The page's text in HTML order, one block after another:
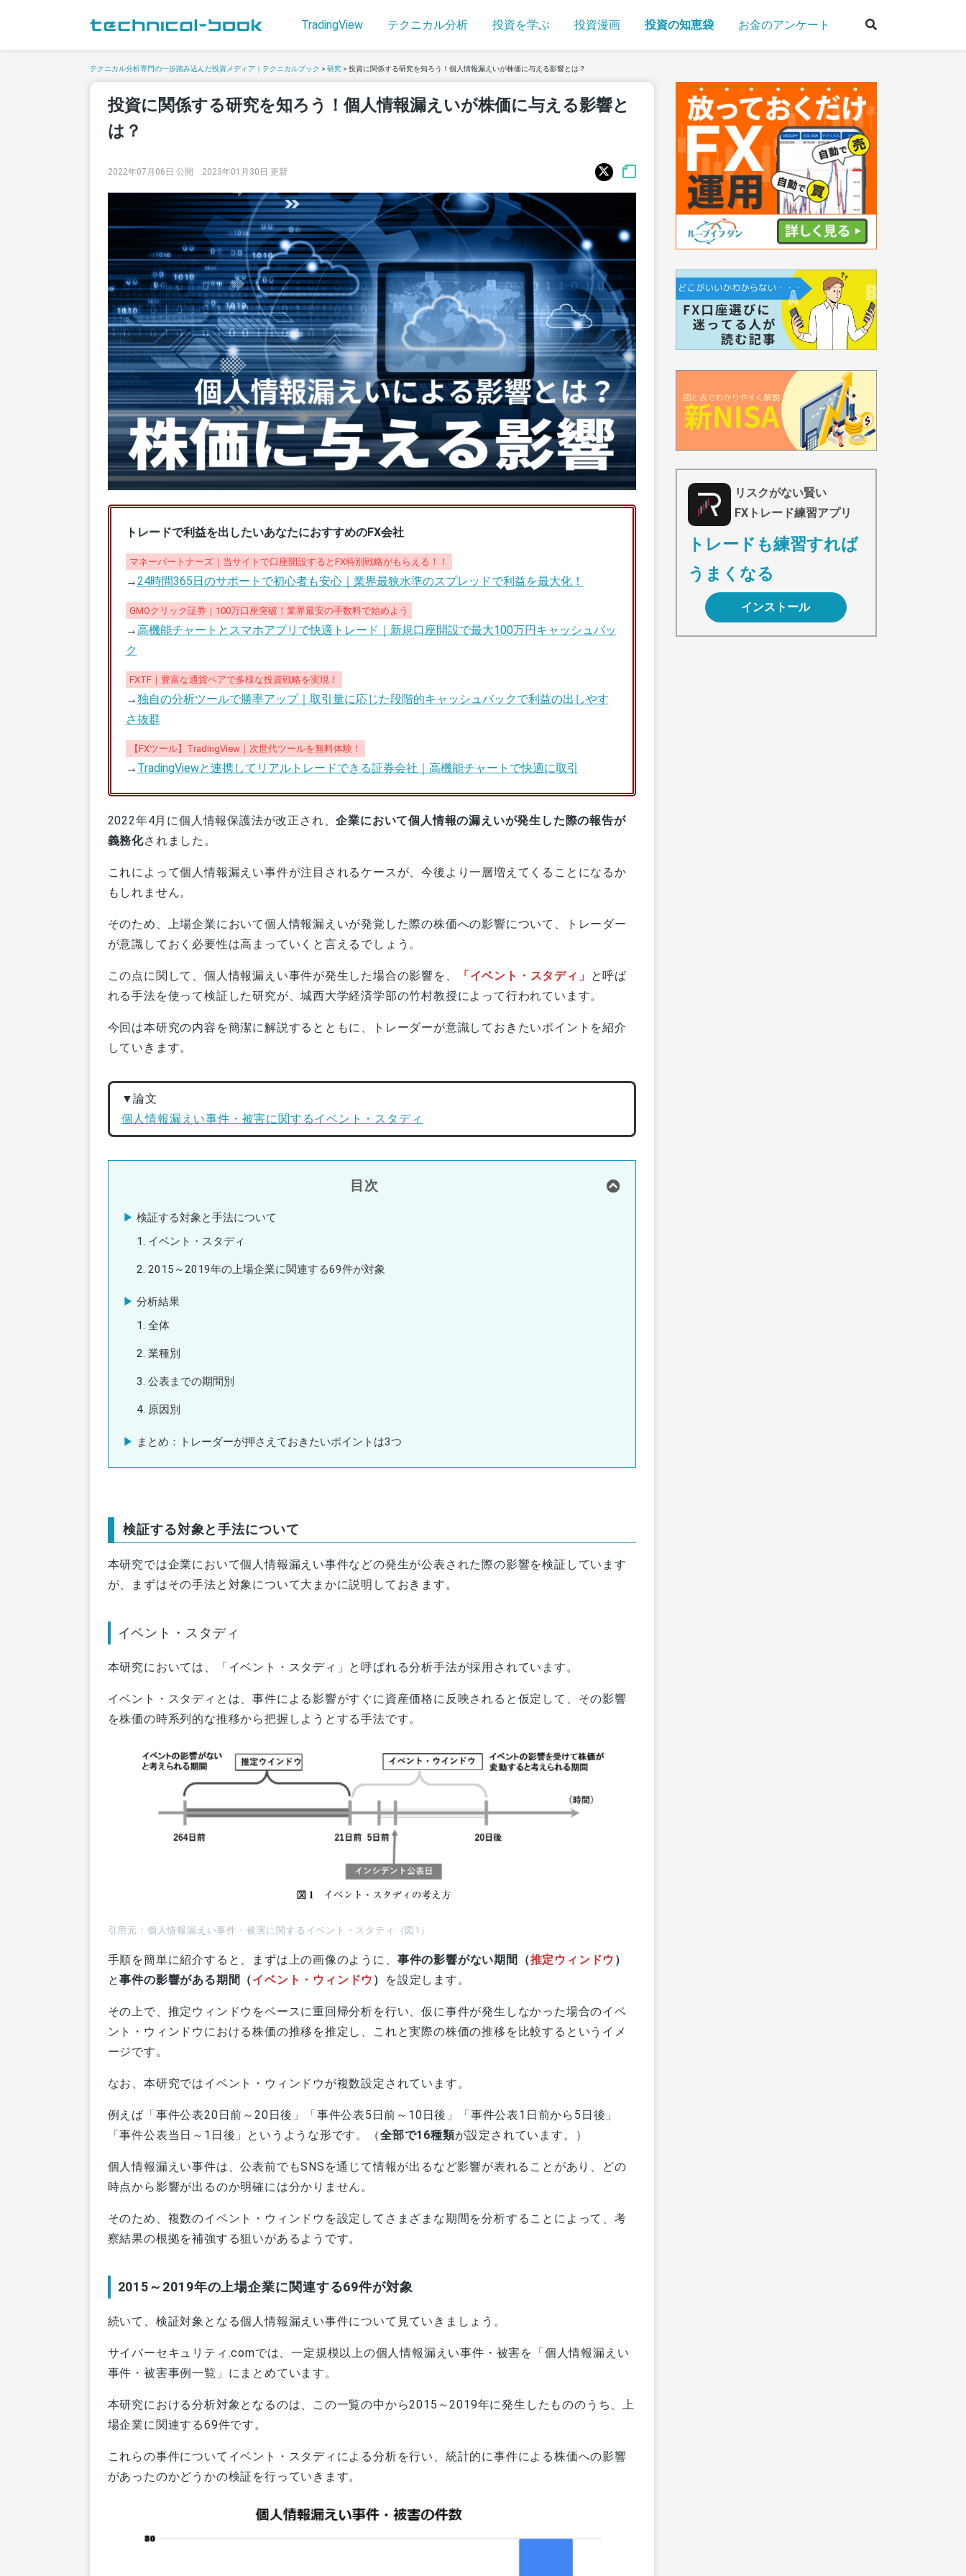
TradingView テクニカル分析 投資を学ぶ 投資漫画 投資の知恵袋 お金のアンケート
テクニカル分析専門の一歩踏み込んだ投資メディア｜テクニカルブック > 研究> 投資に関係する研究を知ろう！個人情報漏えいが株価に与える影響とは？
投資に関係する研究を知ろう！個人情報漏えいが株価に与える影響と
は？
2022年07月06日 公開 2023年01月30日 更新
トレードで利益を出したいあなたにおすすめのFX会社
マネーパートナーズ｜当サイトで口座開設するとFX特別戦略がもらえる！！
→24時間365日のサポートで初心者も安心｜業界最狭水準のスプレッドで利益を最大化！
GMOクリック証券｜100万口座突破！業界最安の手数料で始めよう
→高機能チャートとスマホアプリで快適トレード｜新規口座開設で最大100万円キャッシュバッ
ク
FXTF｜豊富な通貨ペアで多様な投資戦略を実現！
→独自の分析ツールで勝率アップ｜取引量に応じた段階的キャッシュバックで利益の出しやす
さ抜群
【FXツール】TradingView｜次世代ツールを無料体験！
→ TradingViewと連携してリアルトレードできる証券会社｜高機能チャートで快適に取引
2022年4月に個人情報保護法が改正され、企業において個人情報の漏えいが発生した際の報告が
義務化されました。
これによって個人情報漏えい事件が注目されるケースが、今後より一層増えてくることになるか
もしれません。
そのため、上場企業において個人情報漏えいが発覚した際の株価への影響について、トレーダー
が意識しておく必要性は高まっていくと言えるでしょう。
この点に関して、個人情報漏えい事件が発生した場合の影響を、 「イベント・スタディ」
と呼ば
れる手法を使って検証した研究が、城西大学経済学部の竹村教授によって行われています。
今回は本研究の内容を簡潔に解説するとともに、トレーダーが意識しておきたいポイントを紹介
していきます。
▼論文
個人情報漏えい事件・被害に関するイベント・スタディ
目次
検証する対象と手法について
イベント・スタディ
2015～2019年の上場企業に関連する69件が対象
分析結果
全体
業種別
公表までの期間別
原因別
まとめ：トレーダーが押さえておきたいポイントは3つ
検証する対象と手法について
本研究では企業において個人情報漏えい事件などの発生が公表された際の影響を検証しています
が、まずはその手法と対象について大まかに説明しておきます。
イベント・スタディ
本研究においては、「イベント・スタディ」と呼ばれる分析手法が採用されています。
イベント・スタディとは、事件による影響がすぐに資産価格に反映されると仮定して、その影響
を株価の時系列的な推移から把握しようとする手法です。
引用元：個人情報漏えい事件・被害に関するイベント・スタティ（図1）
手順を簡単に紹介すると、まずは上の画像のように、 事件の影響がない期間（推定ウィンドウ ）
と事件の影響がある期間（イベント・ウィンドウ ） を設定します。
その上で、推定ウィンドウをベースに重回帰分析を行い、仮に事件が発生しなかった場合のイベ
ント・ウィンドウにおける株価の推移を推定し、これと実際の株価の推移を比較するというイメ
ージです。
なお、本研究ではイベント・ウィンドウが複数設定されています。
例えば「事件公表20日前～20日後」「事件公表5日前～10日後」「事件公表1日前から5日後」
「事件公表当日～1日後」というような形です。（全部で16種類が設定されています。）
個人情報漏えい事件は、公表前でもSNSを通じて情報が出るなど影響が表れることがあり、どの
時点から影響が出るのか明確には分かりません。
そのため、複数のイベント・ウィンドウを設定してさまざまな期間を分析することによって、考
察結果の根拠を補強する狙いがあるようです。
2015～2019年の上場企業に関連する69件が対象
続いて、検証対象となる個人情報漏えい事件について見ていきましょう。
サイバーセキュリティ.comでは、一定規模以上の個人情報漏えい事件・被害を「個人情報漏えい
事件・被害事例一覧」にまとめています。
本研究における分析対象となるのは、この一覧の中から2015～2019年に発生したもののうち、上
場企業に関連する69件です。
これらの事件についてイベント・スタディによる分析を行い、統計的に事件による株価への影響
があったのかどうかの検証を行っていきます。
リスクがない賢い
FXトレード練習アプリ
トレードも練習すれば
うまくなる
インストール